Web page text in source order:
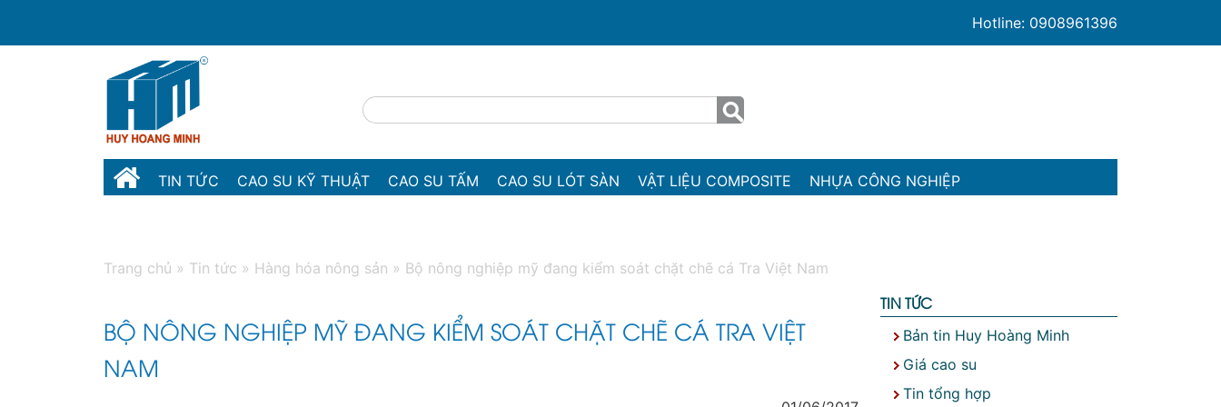
Hotline: 0908961396
TIN TỨC CAO SU KỸ THUẬT CAO SU TẤM CAO SU LÓT SÀN VẬT LIỆU COMPOSITE NHỰA CÔNG NGHIỆP
Trang chủ » Tin tức » Hàng hóa nông sản » Bộ nông nghiệp mỹ đang kiểm soát chặt chẽ cá Tra Việt Nam
BỘ NÔNG NGHIỆP MỸ ĐANG KIỂM SOÁT CHẶT CHẼ CÁ TRA VIỆT
NAM
TIN TỨC
Bản tin Huy Hoàng Minh
Giá cao su
Tin tổng hợp